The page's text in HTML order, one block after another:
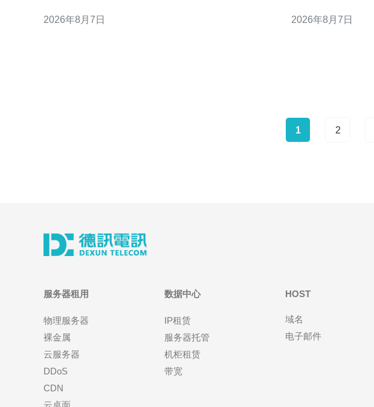
项讲解，帮助技术与采购团队在实际落地时把控关键
2026年8月7日
遇与风险。 法律框架与监管要求概述 香港及相关司法
2026年8月7日
1 2
服务器租用
物理服务器
裸金属
云服务器
DDoS
CDN
云桌面
数据中心
IP租赁
服务器托管
机柜租赁
带宽
HOST
域名
电子邮件